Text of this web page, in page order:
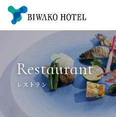
Restaurant
レストラン